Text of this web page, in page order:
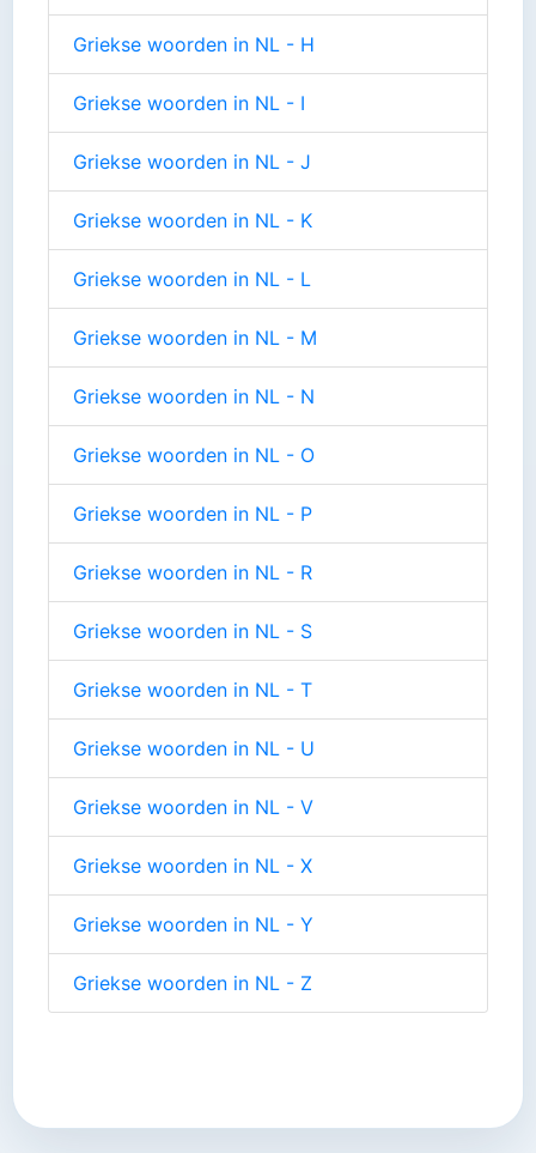
Griekse woorden in NL - H
Griekse woorden in NL - I
Griekse woorden in NL - J
Griekse woorden in NL - K
Griekse woorden in NL - L
Griekse woorden in NL - M
Griekse woorden in NL - N
Griekse woorden in NL - O
Griekse woorden in NL - P
Griekse woorden in NL - R
Griekse woorden in NL - S
Griekse woorden in NL - T
Griekse woorden in NL - U
Griekse woorden in NL - V
Griekse woorden in NL - X
Griekse woorden in NL - Y
Griekse woorden in NL - Z